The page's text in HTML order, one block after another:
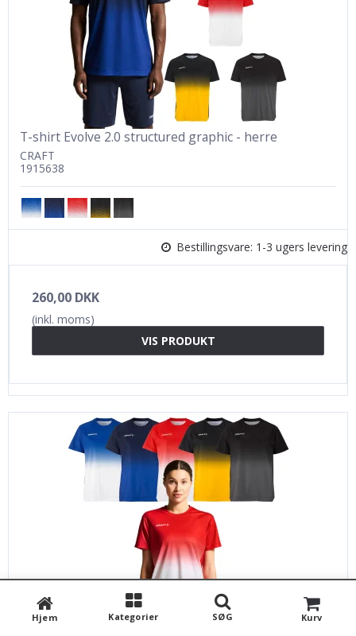
Hjem Kategorier SØG Kurv
T-shirt Evolve 2.0 structured graphic - herre
CRAFT
1915638
Bestillingsvare: 1-3 ugers levering
260,00 DKK
(inkl. moms)
VIS PRODUKT